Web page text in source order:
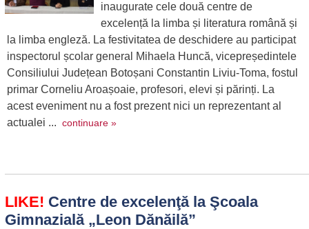
inaugurate cele două centre de
excelență la limba și literatura română și
la limba engleză. La festivitatea de deschidere au participat
inspectorul școlar general Mihaela Huncă, vicepreședintele
Consiliului Județean Botoșani Constantin Liviu-Toma, fostul
primar Corneliu Aroașoaie, profesori, elevi și părinți. La
acest eveniment nu a fost prezent nici un reprezentant al
actualei ... continuare »
LIKE! Centre de excelenţă la Şcoala
Gimnazială „Leon Dănăilă”